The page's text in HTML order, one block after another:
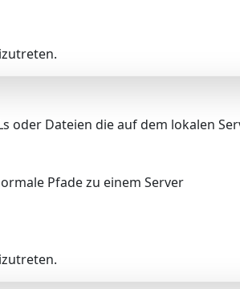
oder Dateien die auf dem lokalen
Pfade zu einem Server